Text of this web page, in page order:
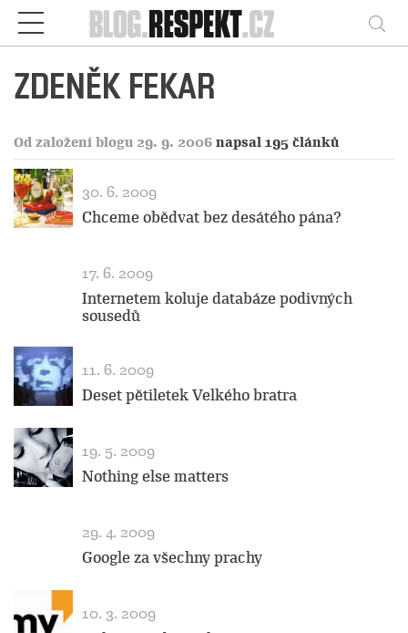
Respekt
ZDENĚK FEKAR
Od založení blogu 29. 9. 2006 napsal 195 článků
30. 6. 2009
Chceme obědvat bez desátého pána?
17. 6. 2009
Internetem koluje databáze podivných
sousedů
11. 6. 2009
Deset pětiletek Velkého bratra
19. 5. 2009
Nothing else matters
29. 4. 2009
Google za všechny prachy
10. 3. 2009